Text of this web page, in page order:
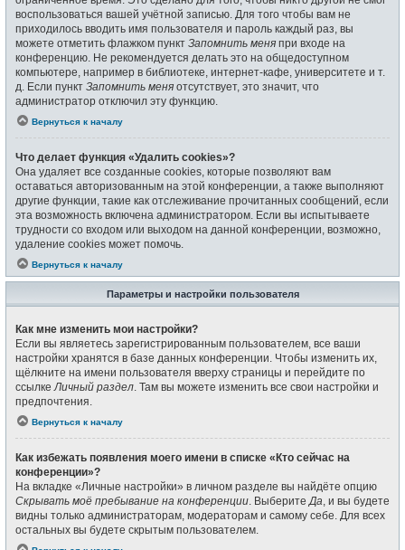
воспользоваться вашей учётной записью. Для того чтобы вам не
приходилось вводить имя пользователя и пароль каждый раз, вы
можете отметить флажком пункт Запомнить меня при входе на
конференцию. Не рекомендуется делать это на общедоступном
компьютере, например в библиотеке, интернет-кафе, университете и т.
д. Если пункт Запомнить меня отсутствует, это значит, что
администратор отключил эту функцию.
Вернуться к началу
Что делает функция «Удалить cookies»?
Она удаляет все созданные cookies, которые позволяют вам
оставаться авторизованным на этой конференции, а также выполняют
другие функции, такие как отслеживание прочитанных сообщений, если
эта возможность включена администратором. Если вы испытываете
трудности со входом или выходом на данной конференции, возможно,
удаление cookies может помочь.
Вернуться к началу
Параметры и настройки пользователя
Как мне изменить мои настройки?
Если вы являетесь зарегистрированным пользователем, все ваши
настройки хранятся в базе данных конференции. Чтобы изменить их,
щёлкните на имени пользователя вверху страницы и перейдите по
ссылкеЛичный раздел. Там вы можете изменить все свои настройки и
предпочтения.
Вернуться к началу
Как избежать появления моего имени в списке «Кто сейчас на
конференции»?
На вкладке «Личные настройки» в личном разделе вы найдёте опцию
Скрывать моё пребывание на конференции. ВыберитеДа, и вы будете
видны только администраторам, модераторам и самому себе. Для всех
остальных вы будете скрытым пользователем.